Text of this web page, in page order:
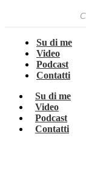
Su di me
Video
Podcast
Contatti
Su di me
Video
Podcast
Contatti